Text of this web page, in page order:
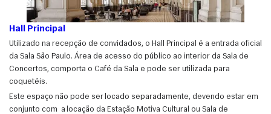
Hall Principal
Utilizado na recepção de convidados, o Hall Principal é a entrada oficial
da Sala São Paulo. Área de acesso do público ao interior da Sala de
Concertos, comporta o Café da Sala e pode ser utilizada para
coquetéis.
Este espaço não pode ser locado separadamente, devendo estar em
conjunto com a locação da Estação Motiva Cultural ou Sala de